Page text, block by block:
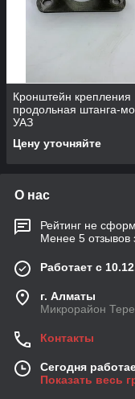
Кронштейн крепления
продольная штанга-
УАЗ
Цену уточняйте
О нас
Рейтинг не
Менее 5 отзывов
Работает с
г. Алматы
Микрорайон
Контакты
Сегодня
Показать весь